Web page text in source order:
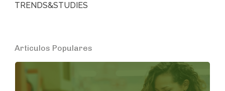
TRENDS&STUDIES
Articulos Populares